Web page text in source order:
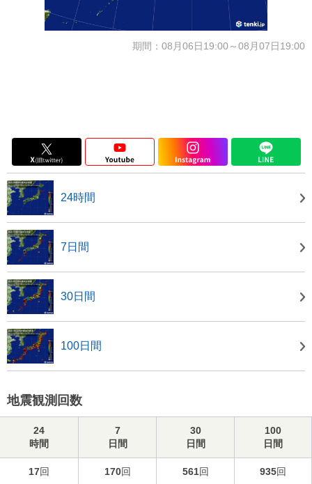
期間：08月06日19:00～08月07日19:00
24時間
7日間
30日間
100日間
地震観測回数
24
時間
7
日間
30
日間
100
日間
17回 170回 561回 935回